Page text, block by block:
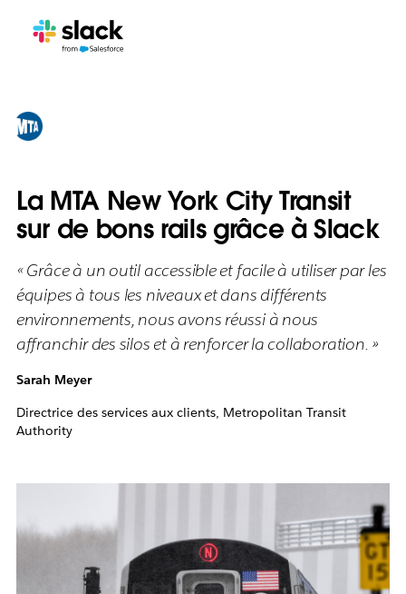
La MTA New York City Transit
sur de bons rails grâce à Slack
« Grâce à un outil accessible et facile à utiliser par les
équipes à tous les niveaux et dans différents
environnements, nous avons réussi à nous
affranchir des silos et à renforcer la collaboration. »
Sarah Meyer
Directrice des services aux clients, Metropolitan Transit
Authority